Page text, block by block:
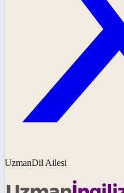
UzmanDil Ailesi